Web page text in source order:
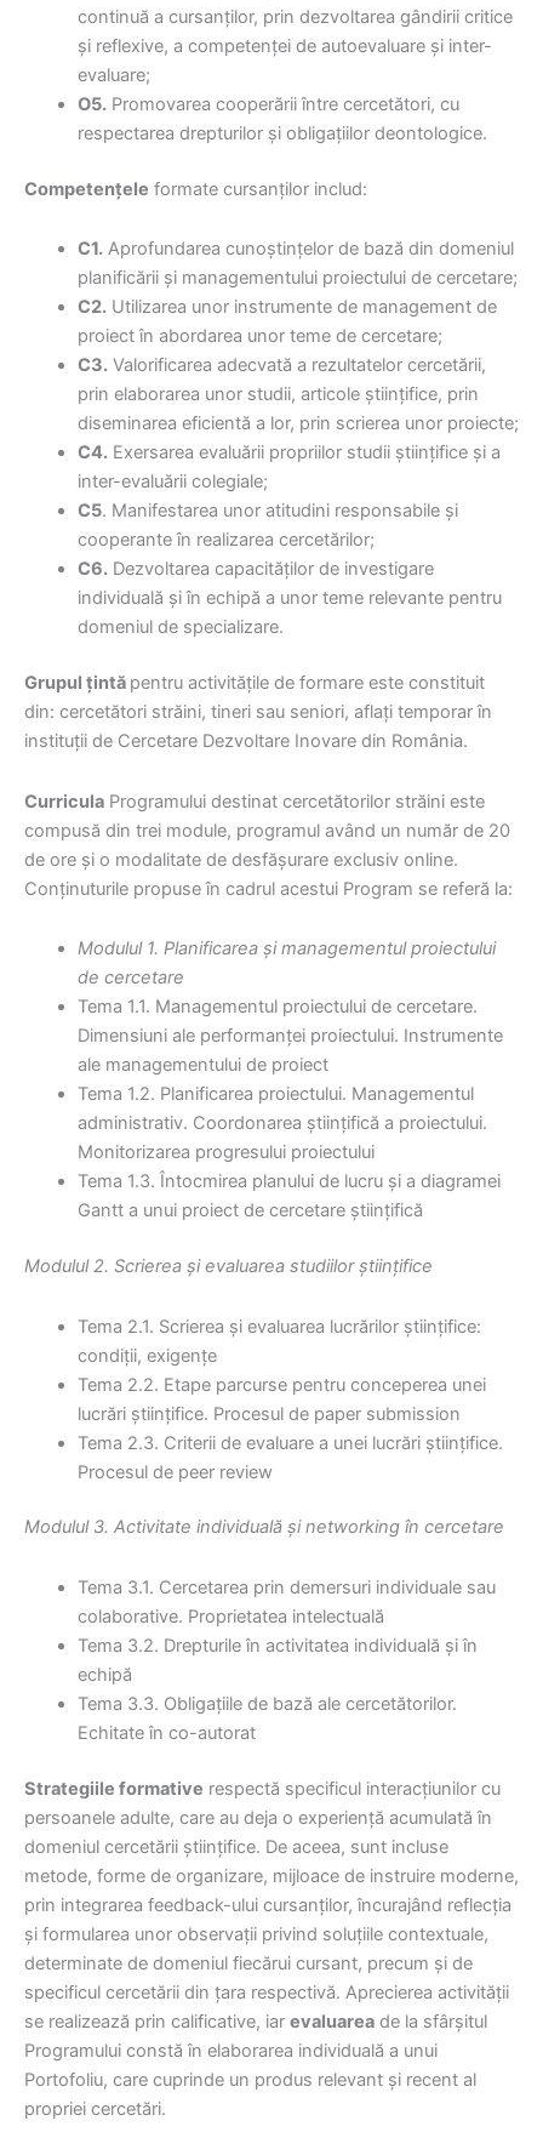
continuă a cursanților, prin dezvoltarea gândirii critice
și reflexive, a competenței de autoevaluare și inter-
evaluare;
O5.Promovarea cooperării între cercetători, cu
respectarea drepturilor și obligațiilor deontologice.
Competențele formate cursanților includ:
C1.Aprofundarea cunoștințelor de bază din domeniul
planificării și managementului proiectului de cercetare;
C2.Utilizarea unor instrumente de management de
proiect în abordarea unor teme de cercetare;
C3.Valorificarea adecvată a rezultatelor cercetării,
prin elaborarea unor studii, articole științifice, prin
diseminarea eficientă a lor, prin scrierea unor proiecte;
C4.Exersarea evaluării propriilor studii științifice și a
inter-evaluării colegiale;
C5. Manifestarea unor atitudini responsabile și
cooperante în realizarea cercetărilor;
C6.Dezvoltarea capacităților de investigare
individuală și în echipă a unor teme relevante pentru
domeniul de specializare.
Grupul țintă pentru activitățile de formare este constituit
din: cercetători străini, tineri sau seniori, aflați temporar în
instituții de Cercetare Dezvoltare Inovare din România.
Curricula Programului destinat cercetătorilor străini este
compusă din trei module, programul având un număr de 20
de ore și o modalitate de desfășurare exclusiv online.
Conținuturile propuse în cadrul acestui Program se referă la:
Modulul 1. Planificarea și managementul proiectului
de cercetare
Tema 1.1. Managementul proiectului de cercetare.
Dimensiuni ale performanței proiectului. Instrumente
ale managementului de proiect
Tema 1.2. Planificarea proiectului. Managementul
administrativ. Coordonarea științifică a proiectului.
Monitorizarea progresului proiectului
Tema 1.3. Întocmirea planului de lucru și a diagramei
Gantt a unui proiect de cercetare științifică
Modulul 2. Scrierea și evaluarea studiilor științifice
Tema 2.1. Scrierea și evaluarea lucrărilor științifice:
condiții, exigențe
Tema 2.2. Etape parcurse pentru conceperea unei
lucrări științifice. Procesul de paper submission
Tema 2.3. Criterii de evaluare a unei lucrări științifice.
Procesul de peer review
Modulul 3. Activitate individuală și networking în cercetare
Tema 3.1. Cercetarea prin demersuri individuale sau
colaborative. Proprietatea intelectuală
Tema 3.2. Drepturile în activitatea individuală și în
echipă
Tema 3.3. Obligațiile de bază ale cercetătorilor.
Echitate în co-autorat
Strategiile formative respectă specificul interacțiunilor cu
persoanele adulte, care au deja o experiență acumulată în
domeniul cercetării științifice. De aceea, sunt incluse
metode, forme de organizare, mijloace de instruire moderne,
prin integrarea feedback-ului cursanților, încurajând reflecția
și formularea unor observații privind soluțiile contextuale,
determinate de domeniul fiecărui cursant, precum și de
specificul cercetării din țara respectivă. Aprecierea activității
se realizează prin calificative, iar evaluarea de la sfârșitul
Programului constă în elaborarea individuală a unui
Portofoliu, care cuprinde un produs relevant și recent al
propriei cercetări.